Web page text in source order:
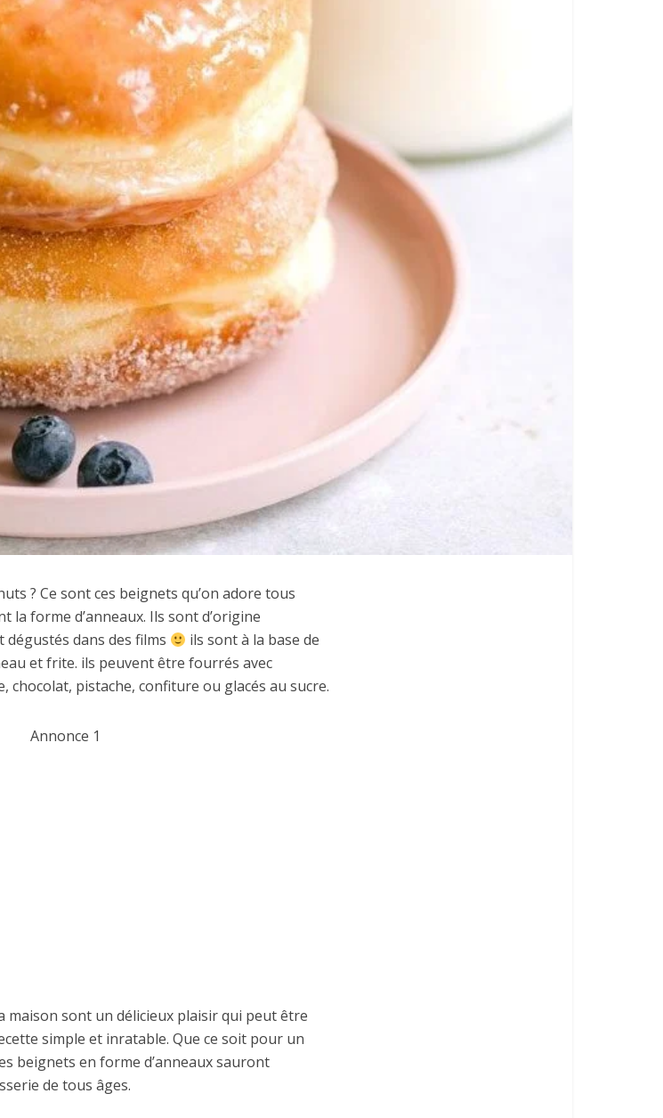
? Ce sont ces beignets qu’on adore tous
forme d’anneaux. Ils sont d’origine
dans des films
ils sont à la base de
et frite. ils peuvent être fourrés avec
chocolat, pistache, confiture ou glacés au sucre.
Annonce 1
maison sont un délicieux plaisir qui peut être
simple et inratable. Que ce soit pour un
beignets en forme d’anneaux sauront
de tous âges.